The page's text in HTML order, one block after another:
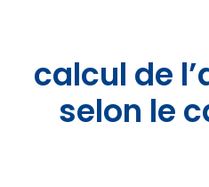
calcul de
selon le